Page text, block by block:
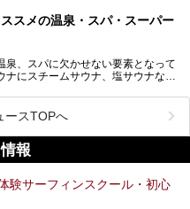
マンスも毎日行われており、“とと
めるのもポイントです。
遊び場もあり、友人同士やカップル
ごすのにもぴったり。
っぷり堪能してきたので、その全容
年11月15日（土）に、新たな浴
の大規模サウナを携えてリニュー
4F・6Fそれぞれにリニューアル
容を確認すべく、リニューアルプレ
てきました！今回はそのリニューア
スメの温泉・スパ・スーパー
泉、スパに欠かせない要素となって
ナにスチームサウナ、塩サウナな
、心ゆくまで楽しむためのサービス
られます。
だわった、大阪府内のオススメ温
介したいと思います！
ースTOPへ
報
験サーフィンスクール・初心